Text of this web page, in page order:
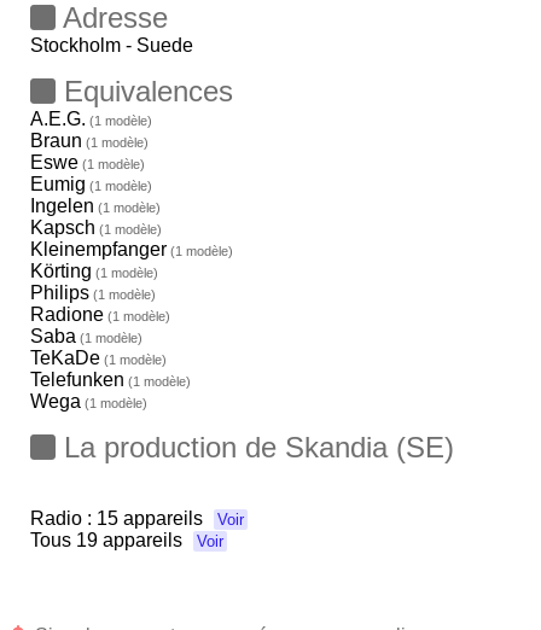
Adresse
Stockholm - Suede
Equivalences
A.E.G. (1 modèle)
Braun (1 modèle)
Eswe (1 modèle)
Eumig (1 modèle)
Ingelen (1 modèle)
Kapsch (1 modèle)
Kleinempfanger (1 modèle)
Körting (1 modèle)
Philips (1 modèle)
Radione (1 modèle)
Saba (1 modèle)
TeKaDe (1 modèle)
Telefunken (1 modèle)
Wega (1 modèle)
La production de Skandia (SE)
Radio : 15 appareils Voir
Tous 19 appareils Voir